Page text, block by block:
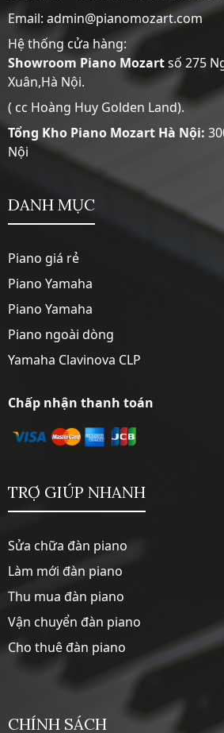
Email: admin@pianomozart.com
Hệ thống cửa hàng:
Showroom Piano Mozartsố 275
Xuân,Hà Nội.
( cc Hoàng Huy Golden Land).
Tổng Kho Piano Mozart Hà Nội:
Nội
DANH MỤC
Piano giá rẻ
Piano Yamaha
Piano Yamaha
Piano ngoài dòng
Yamaha Clavinova CLP
Chấp nhận thanh toán
TRỢ GIÚP NHANH
Sửa chữa đàn piano
Làm mới đàn piano
Thu mua đàn piano
Vận chuyển đàn piano
Cho thuê đàn piano
CHÍNH SÁCH